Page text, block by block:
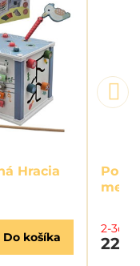
Hracia
Do košíka
2-3dni